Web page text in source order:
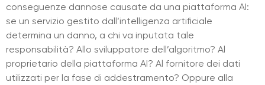
conseguenze dannose causate da una piattaforma AI:
se un servizio gestito dall’intelligenza artificiale
determina un danno, a chi va inputata tale
responsabilità? Allo sviluppatore dell’algoritmo? Al
proprietario della piattaforma AI? Al fornitore dei dati
utilizzati per la fase di addestramento? Oppure alla